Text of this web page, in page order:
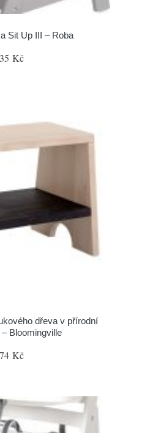
Sit Up III – Roba
Kč
dřeva v přírodní
Bloomingville
Kč